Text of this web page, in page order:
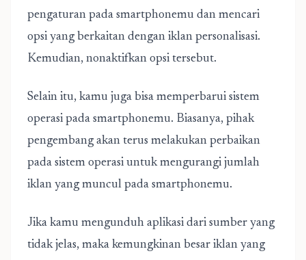
pengaturan pada smartphonemu dan mencari
opsi yang berkaitan dengan iklan personalisasi.
Kemudian, nonaktifkan opsi tersebut.
Selain itu, kamu juga bisa memperbarui sistem
operasi pada smartphonemu. Biasanya, pihak
pengembang akan terus melakukan perbaikan
pada sistem operasi untuk mengurangi jumlah
iklan yang muncul pada smartphonemu.
Jika kamu mengunduh aplikasi dari sumber yang
tidak jelas, maka kemungkinan besar iklan yang